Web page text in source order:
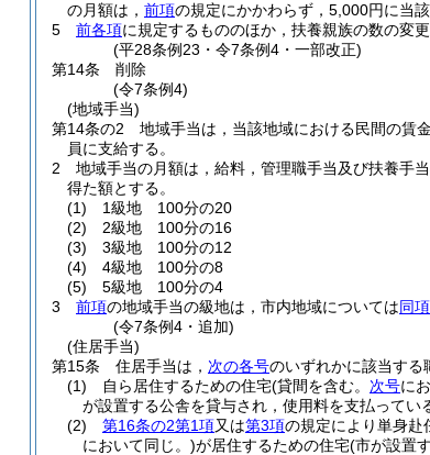
の月額は， 前項の規定にかかわらず，5,000円に当
5
前各項に規定するもののほか，扶養親族の数の変
(平28条例23・令7条例4・一部改正)
第14条
削除
(令7条例4)
(地域手当)
第14条の2
地域手当は，当該地域における民間の賃
員に支給する。
2
地域手当の月額は，給料，管理職手当及び扶養手
得た額とする。
(1)
1級地 100分の20
(2)
2級地 100分の16
(3)
3級地 100分の12
(4)
4級地 100分の8
(5)
5級地 100分の4
3
前項の地域手当の級地は，市内地域については同
(令7条例4・追加)
(住居手当)
第15条
住居手当は， 次の各号のいずれかに該当する
(1)
自ら居住するための住宅(貸間を含む。 次号に
が設置する公舎を貸与され，使用料を支払って
(2)
第16条の2第1項又は第3項の規定により単身赴
において同じ。)が居住するための住宅(市が設置